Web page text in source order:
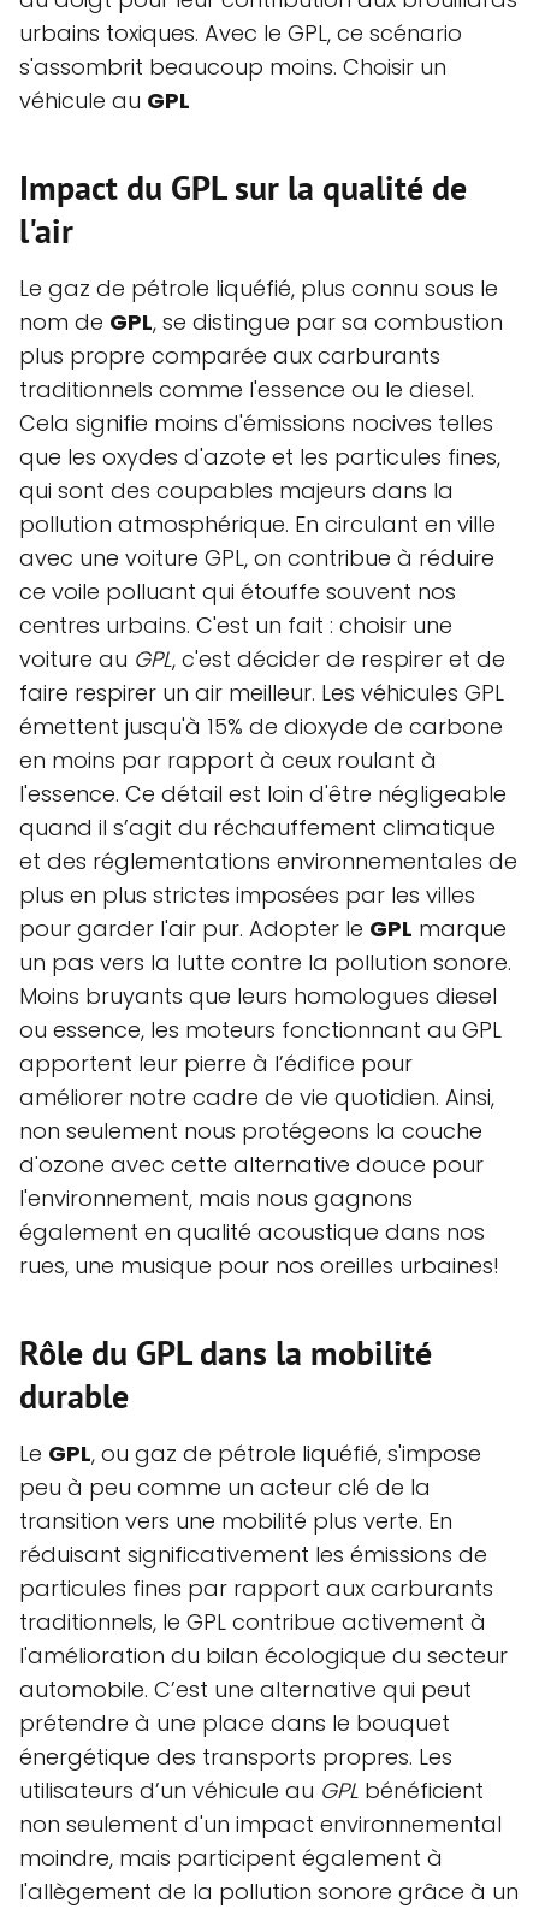
urbains toxiques. Avec le GPL, ce scénario
s'assombrit beaucoup moins. Choisir un
véhicule au GPL
Impact du GPL sur la qualité de
l'air
Le gaz de pétrole liquéfié, plus connu sous le
nom de GPL, se distingue par sa combustion
plus propre comparée aux carburants
traditionnels comme l'essence ou le diesel.
Cela signifie moins d'émissions nocives telles
que les oxydes d'azote et les particules fines,
qui sont des coupables majeurs dans la
pollution atmosphérique. En circulant en ville
avec une voiture GPL, on contribue à réduire
ce voile polluant qui étouffe souvent nos
centres urbains. C'est un fait : choisir une
voiture au GPL, c'est décider de respirer et de
faire respirer un air meilleur. Les véhicules GPL
émettent jusqu'à 15% de dioxyde de carbone
en moins par rapport à ceux roulant à
l'essence. Ce détail est loin d'être négligeable
quand il s’agit du réchauffement climatique
et des réglementations environnementales de
plus en plus strictes imposées par les villes
pour garder l'air pur. Adopter le GPL marque
un pas vers la lutte contre la pollution sonore.
Moins bruyants que leurs homologues diesel
ou essence, les moteurs fonctionnant au GPL
apportent leur pierre à l’édifice pour
améliorer notre cadre de vie quotidien. Ainsi,
non seulement nous protégeons la couche
d'ozone avec cette alternative douce pour
l'environnement, mais nous gagnons
également en qualité acoustique dans nos
rues, une musique pour nos oreilles urbaines!
Rôle du GPL dans la mobilité
durable
Le GPL, ou gaz de pétrole liquéfié, s'impose
peu à peu comme un acteur clé de la
transition vers une mobilité plus verte. En
réduisant significativement les émissions de
particules fines par rapport aux carburants
traditionnels, le GPL contribue activement à
l'amélioration du bilan écologique du secteur
automobile. C’est une alternative qui peut
prétendre à une place dans le bouquet
énergétique des transports propres. Les
utilisateurs d’un véhicule au GPL bénéficient
non seulement d'un impact environnemental
moindre, mais participent également à
l'allègement de la pollution sonore grâce à un